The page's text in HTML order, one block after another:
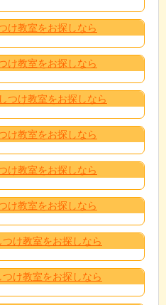
け教室をお探しなら
け教室をお探しなら
つけ教室をお探しなら
け教室をお探しなら
け教室をお探しなら
け教室をお探しなら
け教室をお探しなら
け教室をお探しなら